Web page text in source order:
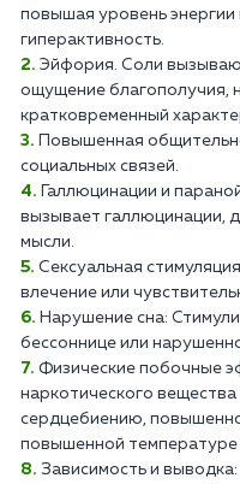
повышая уровень
гиперактивность.
Эйфория. Соли
ощущение благополучия,
кратковременный
Повышенная
социальных связей.
Галлюцинации и
вызывает галлюцинации,
мысли.
Сексуальная
влечение или
Нарушение сна:
бессоннице или
Физические побочные
наркотического
сердцебиению,
повышенной температуре
Зависимость и